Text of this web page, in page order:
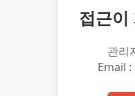
접근이
관리
Email